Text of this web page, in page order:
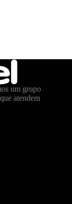
um grupo
atendem